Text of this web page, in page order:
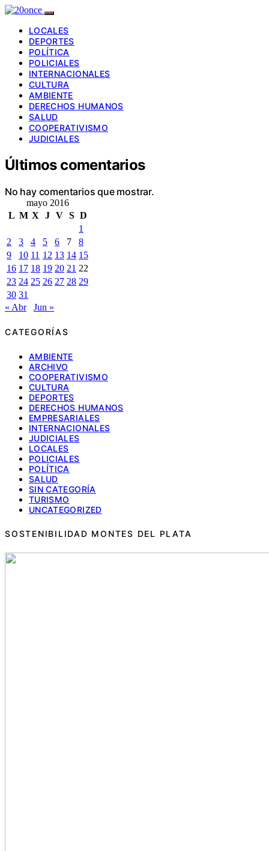
LOCALES
DEPORTES
POLÍTICA
POLICIALES
INTERNACIONALES
CULTURA
AMBIENTE
DERECHOS HUMANOS
SALUD
COOPERATIVISMO
JUDICIALES
Últimos comentarios
No hay comentarios que mostrar.
mayo 2016
L M X J V S D
1
2
3 4 5 6 7
8
9
10 11 12 13 14 15
16 17 18 19 20 21 22
23 24 25 26 27 28 29
30 31
« Abr
Jun »
CATEGORÍAS
AMBIENTE
ARCHIVO
COOPERATIVISMO
CULTURA
DEPORTES
DERECHOS HUMANOS
EMPRESARIALES
INTERNACIONALES
JUDICIALES
LOCALES
POLICIALES
POLÍTICA
SALUD
SIN CATEGORÍA
TURISMO
UNCATEGORIZED
SOSTENIBILIDAD MONTES DEL PLATA